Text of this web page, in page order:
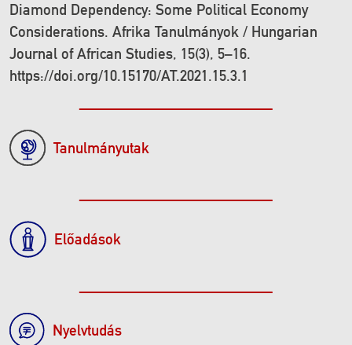
Diamond Dependency: Some Political Economy
Considerations. Afrika Tanulmányok / Hungarian
Journal of African Studies, 15(3), 5–16.
https://doi.org/10.15170/AT.2021.15.3.1
Tanulmányutak
Előadások
Nyelvtudás